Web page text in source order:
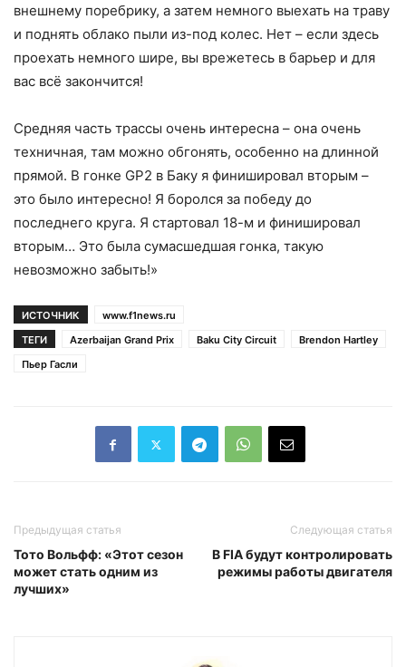
внешнему поребрику, а затем немного выехать на траву
и поднять облако пыли из-под колес. Нет – если здесь
проехать немного шире, вы врежетесь в барьер и для
вас всё закончится!
Средняя часть трассы очень интересна – она очень
техничная, там можно обгонять, особенно на длинной
прямой. В гонке GP2 в Баку я финишировал вторым –
это было интересно! Я боролся за победу до
последнего круга. Я стартовал 18-м и финишировал
вторым… Это была сумасшедшая гонка, такую
невозможно забыть!»
ИСТОЧНИК
www.f1news.ru
ТЕГИ
Azerbaijan Grand Prix Baku City Circuit
Brendon Hartley
Пьер Гасли
Предыдущая статья
Тото Вольфф: «Этот сезон
может стать одним из
лучших»
Следующая статья
В FIA будут контролировать
режимы работы двигателя